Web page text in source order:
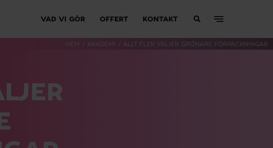
VAD VI GÖR OFFERT KONTAKT
HEM / AKADEMI / ALLT FLER VÄLJER GRÖNARE FÖRPACKNINGAR